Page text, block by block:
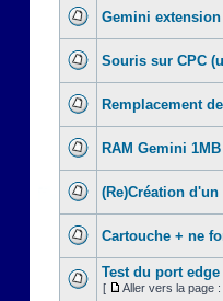
Gemini
Souris sur CPC
Remplacement
RAM Gemini
(Re)Création
Cartouche + ne
Test du port
[ Aller vers la page :